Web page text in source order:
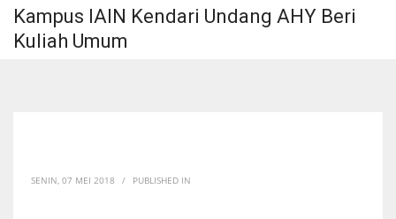
Kampus IAIN Kendari Undang AHY Beri
Kuliah Umum
SENIN, 07 MEI 2018 / PUBLISHED IN